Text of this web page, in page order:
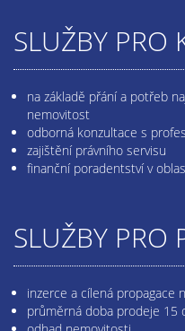
SLUŽBY PRO
na základě přání a potřeb
nemovitost
odborná konzultace s
zajištění právního servisu
finanční poradentství v
SLUŽBY PRO
inzerce a cílená propagace
průměrná doba prodeje 15